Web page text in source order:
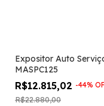
Expositor Auto
MASPC125
R$12.815,02 -44%
R$22.880,00